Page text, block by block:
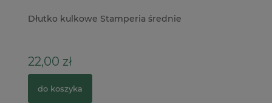
Dłutko kulkowe Stamperia średnie
22,00 zł
do koszyka